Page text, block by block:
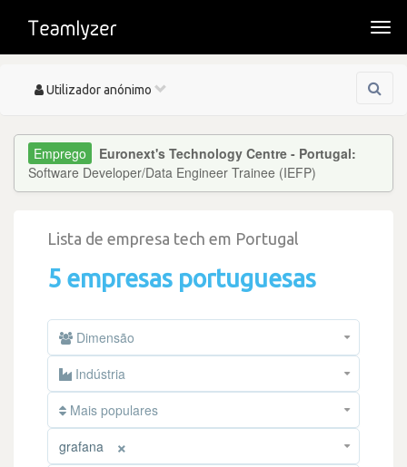
Toggle
Utilizador anónimo
Euronext's Technology Centre - Portugal:
Software Developer/Data Engineer Trainee (IEFP)
Lista de empresa tech em Portugal
5 empresas portuguesas
Dimensão
Indústria
Mais populares
×
grafana